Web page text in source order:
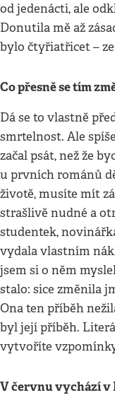
od jedenácti, ale
Donutila mě až
bylo čtyřiatřicet –
Co přesně se tím
Dá se to vlastně
smrtelnost. Ale
začal psát, než že
u prvních románů
životě, musíte mít
strašlivě nudné a
studentek,
vydala vlastním
jsem si o něm
stalo: sice změnila
Ona ten příběh
byl její příběh.
vytvoříte
V červnu vychází v